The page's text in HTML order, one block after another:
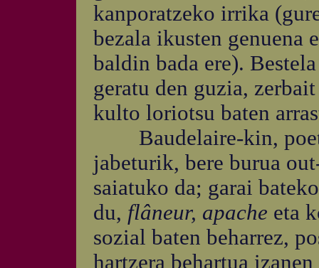
kanporatzeko irrika
bezala ikusten genuena
baldin bada ere).
geratu den guzia,
kulto loriotsu baten
Baudelaire-kin,
jabeturik, bere burua
saiatuko da; garai
du, flâneur, apache eta
sozial baten beharrez,
hartzera behartua